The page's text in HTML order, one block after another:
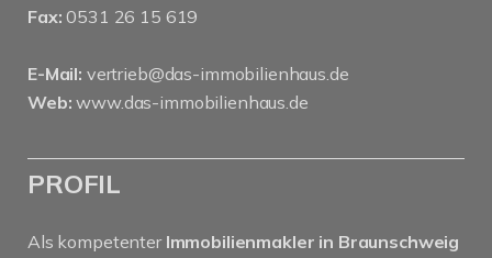
Fax: 0531 26 15 619
E-Mail: vertrieb@das-immobilienhaus.de
Web: www.das-immobilienhaus.de
PROFIL
Als kompetenter Immobilienmakler in Braunschweig